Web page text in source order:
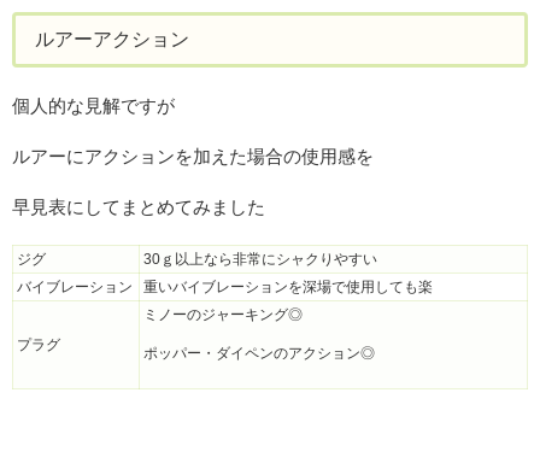
ルアーアクション
個人的な見解ですが
ルアーにアクションを加えた場合の使用感を
早見表にしてまとめてみました
ジグ
30ｇ以上なら非常にシャクりやすい
バイブレーション
重いバイブレーションを深場で使用しても楽
プラグ
ミノーのジャーキング◎
ポッパー・ダイペンのアクション◎